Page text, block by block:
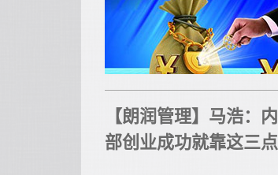
【朗润管理】马浩：内
部创业成功就靠这三点